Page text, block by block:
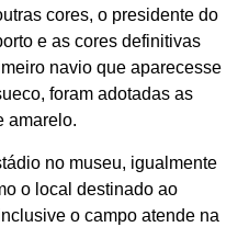
cores, o presidente do
e as cores definitivas
navio que aparecesse
foram adotadas as
amarelo.
no museu, igualmente
o local destinado ao
o campo atende na